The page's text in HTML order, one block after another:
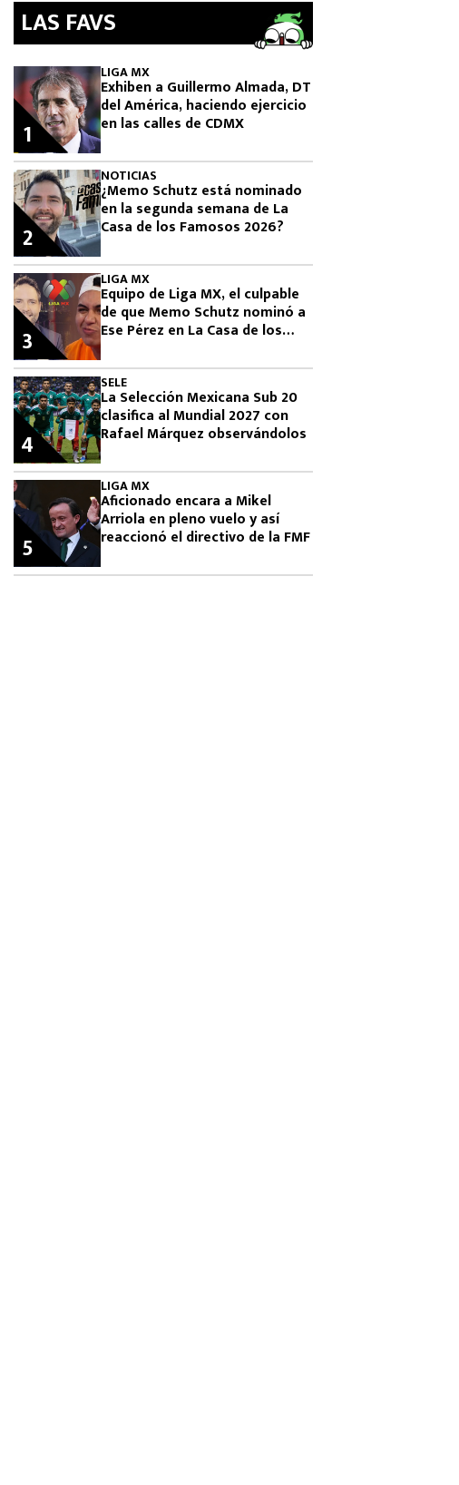
LAS FAVS
LIGA MX
Exhiben a Guillermo Almada, DT
del América, haciendo ejercicio
en las calles de CDMX
1
NOTICIAS
¿Memo Schutz está nominado
en la segunda semana de La
Casa de los Famosos 2026?
2
LIGA MX
Equipo de Liga MX, el culpable
de que Memo Schutz nominó a
Ese Pérez en La Casa de los
3
SELE
La Selección Mexicana Sub 20
clasifica al Mundial 2027 con
Rafael Márquez observándolos
4
LIGA MX
Aficionado encara a Mikel
Arriola en pleno vuelo y así
reaccionó el directivo de la FMF
5